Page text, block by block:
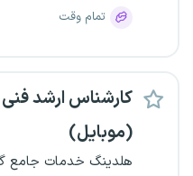
تمام وقت
کارشناس ارشد
(موبایل)
هلدینگ خدمات جامع